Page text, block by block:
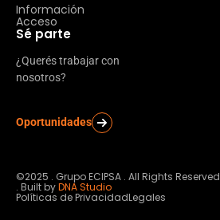
Información
Acceso
Sé parte
¿Querés trabajar con
nosotros?
Oportunidades
©2025 . Grupo ECIPSA . All Rights Reserved
. Built byDNA Studio
Políticas de PrivacidadLegales